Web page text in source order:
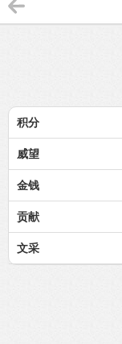
积分
威望
金钱
贡献
文采